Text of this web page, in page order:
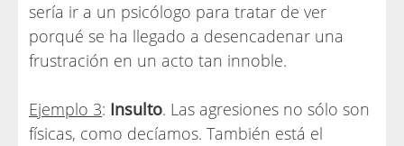
sería ir a un psicólogo para tratar de ver
porqué se ha llegado a desencadenar una
frustración en un acto tan innoble.
Ejemplo 3: Insulto. Las agresiones no sólo son
físicas, como decíamos. También está el